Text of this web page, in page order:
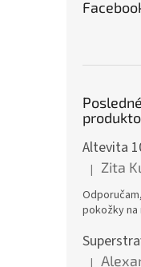
| Zita
pokožky na
|